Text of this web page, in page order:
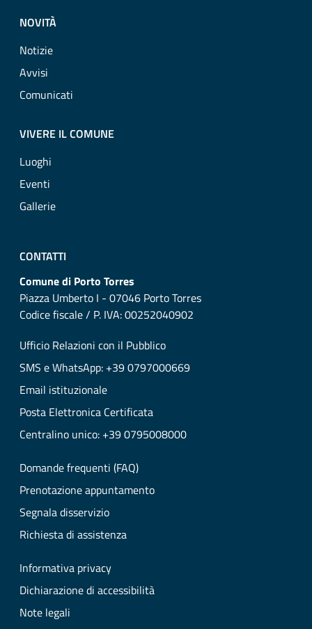
NOVITÀ
Notizie
Avvisi
Comunicati
VIVERE IL COMUNE
Luoghi
Eventi
Gallerie
CONTATTI
Comune di Porto Torres
Piazza Umberto I - 07046 Porto Torres
Codice fiscale / P. IVA: 00252040902
Ufficio Relazioni con il Pubblico
SMS e WhatsApp: +39 0797000669
Email istituzionale
Posta Elettronica Certificata
Centralino unico: +39 0795008000
Domande frequenti (FAQ)
Prenotazione appuntamento
Segnala disservizio
Richiesta di assistenza
Informativa privacy
Dichiarazione di accessibilità
Note legali